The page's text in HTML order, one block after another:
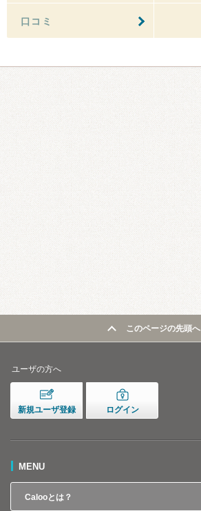
口コミ
このページの先頭へ
ユーザの方へ
新規ユーザ登録 ログイン
MENU
Calooとは？